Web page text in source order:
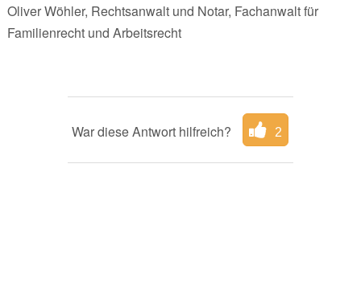
Oliver Wöhler, Rechtsanwalt und Notar, Fachanwalt für
Familienrecht und Arbeitsrecht
War diese Antwort hilfreich? 2